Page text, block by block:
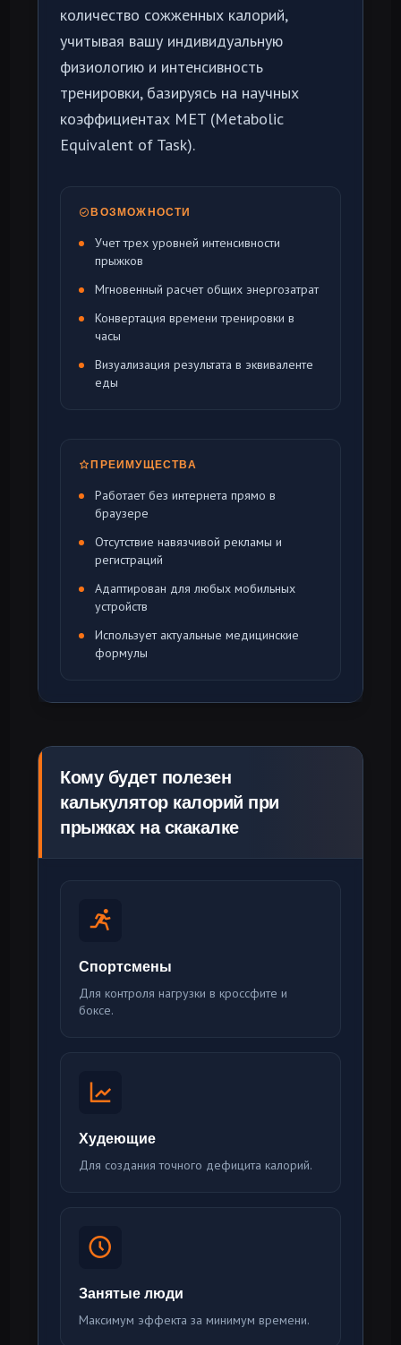
количество сожженных калорий,
учитывая вашу индивидуальную
физиологию и интенсивность
тренировки, базируясь на научных
коэффициентах MET (Metabolic
Equivalent of Task).
ВОЗМОЖНОСТИ
Учет трех уровней интенсивности
прыжков
Мгновенный расчет общих энергозатрат
Конвертация времени тренировки в
часы
Визуализация результата в эквиваленте
еды
ПРЕИМУЩЕСТВА
Работает без интернета прямо в
браузере
Отсутствие навязчивой рекламы и
регистраций
Адаптирован для любых мобильных
устройств
Использует актуальные медицинские
формулы
Кому будет полезен
калькулятор калорий при
прыжках на скакалке
Спортсмены
Для контроля нагрузки в кроссфите и
боксе.
Худеющие
Для создания точного дефицита калорий.
Занятые люди
Максимум эффекта за минимум времени.